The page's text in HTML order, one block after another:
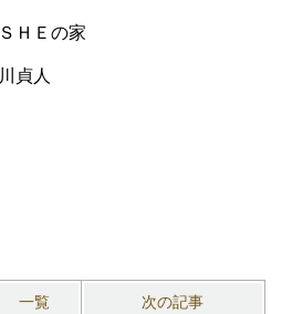
ＨＥの家
貞人
一覧 次の記事